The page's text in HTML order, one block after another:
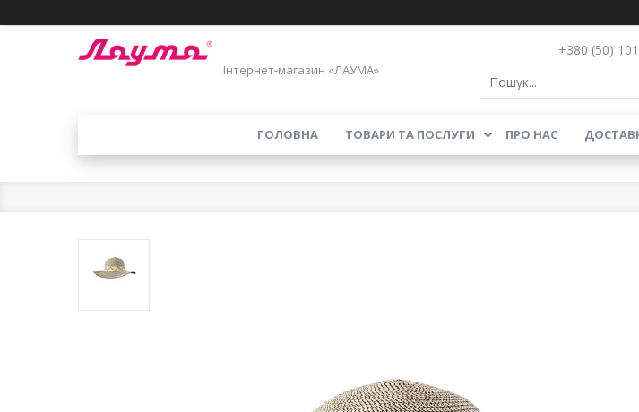
Інтернет-магазин «ЛАУМА»
+380 (50)
ГОЛОВНА ТОВАРИ ТА ПОСЛУГИ ПРО НАС